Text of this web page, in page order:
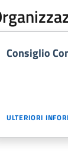
Consiglio
ULTERIORI